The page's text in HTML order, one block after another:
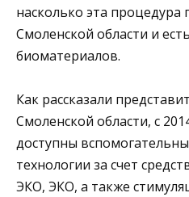
насколько эта процедура
Смоленской области и
биоматериалов.
Как рассказали
Смоленской области, с
доступны
технологии за счет
ЭКО, ЭКО, а также